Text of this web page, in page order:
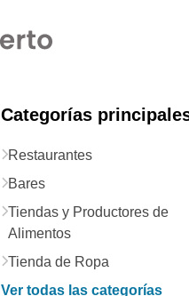
Categorías
Restaurantes
Bares
Tiendas y Productores de
Alimentos
Tienda de Ropa
Ver todas las categorías